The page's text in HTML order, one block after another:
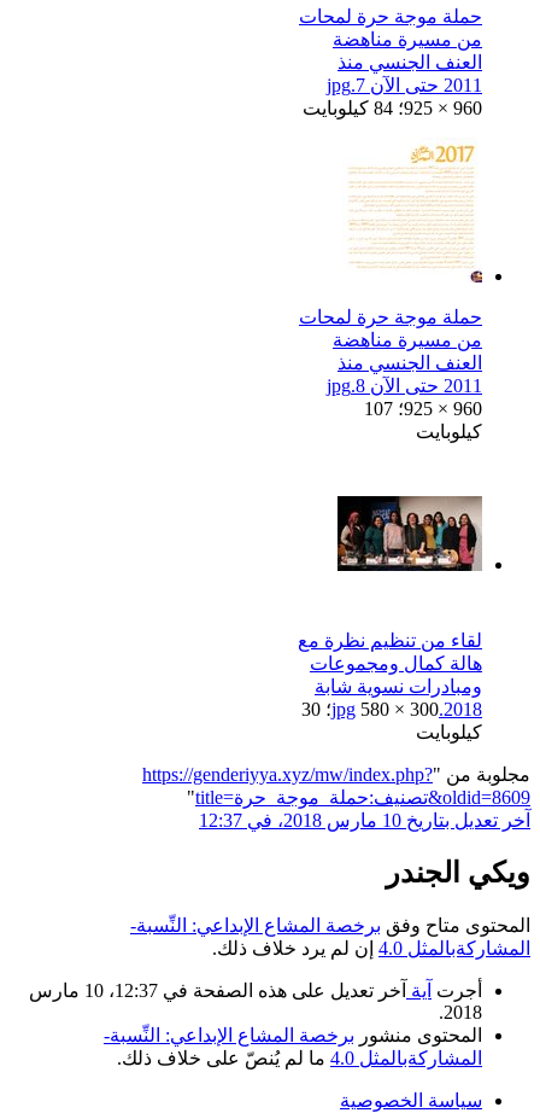
حملة موجة حرة لمحات
من مسيرة مناهضة
العنف الجنسي منذ
2011 حتى الآن 7.jpg
925 × 960؛ 84 كيلوبايت
حملة موجة حرة لمحات
من مسيرة مناهضة
العنف الجنسي منذ
2011 حتى الآن 8.jpg
925 × 960؛ 107
كيلوبايت
لقاء من تنظيم نظرة مع
هالة كمال ومجموعات
ومبادرات نسوية شابة
2018.jpg
580 × 300؛ 30
كيلوبايت
مجلوبة من "https://genderiyya.xyz/mw/index.php?
title=تصنيف:حملة_موجة_حرة&oldid=8609
"
آخر تعديل بتاريخ 10 مارس 2018، في 12:37
ويكي الجندر
المحتوى متاح وفق برخصة المشاع الإبداعي: النِّسبة-
المشاركةبالمثل 4.0
إن لم يرد خلاف ذلك.
أجرت آية
آخر تعديل على هذه الصفحة في 12:37، 10 مارس
2018.
المحتوى منشور برخصة المشاع الإبداعي: النِّسبة-
المشاركةبالمثل 4.0
ما لم يُنصّ على خلاف ذلك.
سياسة الخصوصية